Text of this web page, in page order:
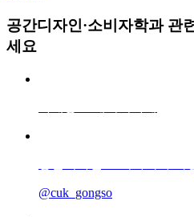
공간디자인·소비자학과 관
세요
@cuk_gongso